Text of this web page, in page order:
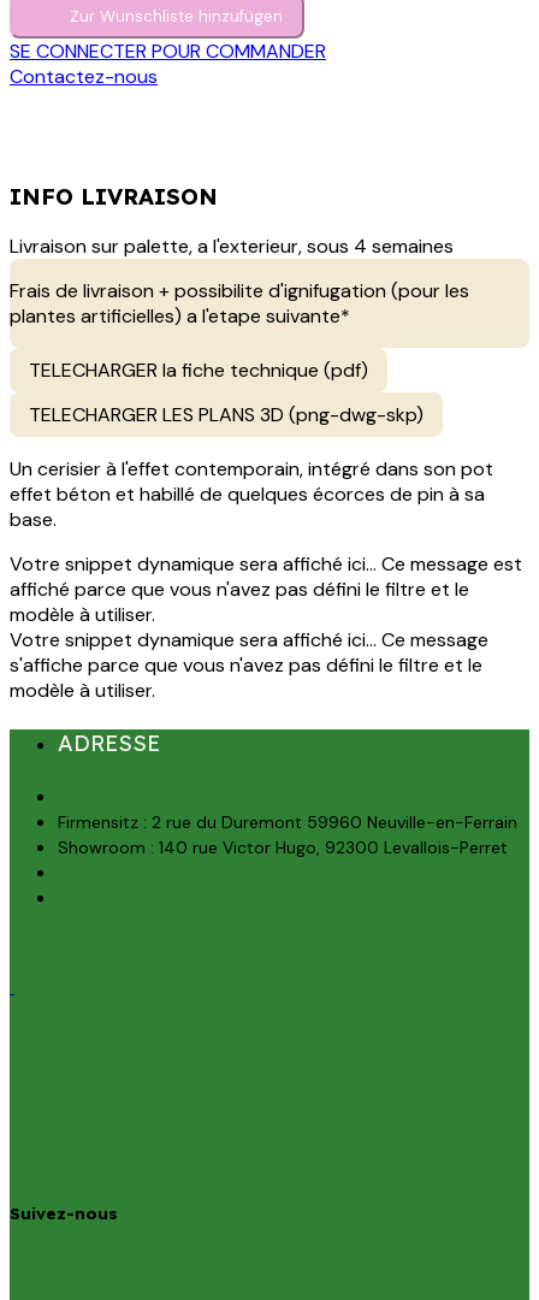
Zur Wunschliste hinzufügen
SE CONNECTER POUR COMMANDER
Contactez-nous
INFO LIVRAISON
Livraison sur palette, a l'exterieur, sous 4 semaines
Frais de livraison + possibilite d'ignifugation (pour les
plantes artificielles) a l'etape suivante*
TELECHARGER la fiche technique (pdf)
TELECHARGER LES PLANS 3D (png-dwg-skp)
Un cerisier à l'effet contemporain, intégré dans son pot
effet béton et habillé de quelques écorces de pin à sa
base.
Votre snippet dynamique sera affiché ici... Ce message est
affiché parce que vous n'avez pas défini le filtre et le
modèle à utiliser.
Votre snippet dynamique sera affiché ici... Ce message
s'affiche parce que vous n'avez pas défini le filtre et le
modèle à utiliser.
ADRESSE
Firmensitz : 2 rue du Duremont 59960 Neuville-en-Ferrain
Showroom : 140 rue Victor Hugo, 92300 Levallois-Perret
Suivez-nous